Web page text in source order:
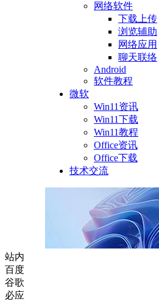
网络软件
下载上传
浏览辅助
网络应用
聊天联络
Android
软件教程
微软
Win11资讯
Win11下载
Win11教程
Office资讯
Office下载
技术交流
站内
百度
谷歌
必应